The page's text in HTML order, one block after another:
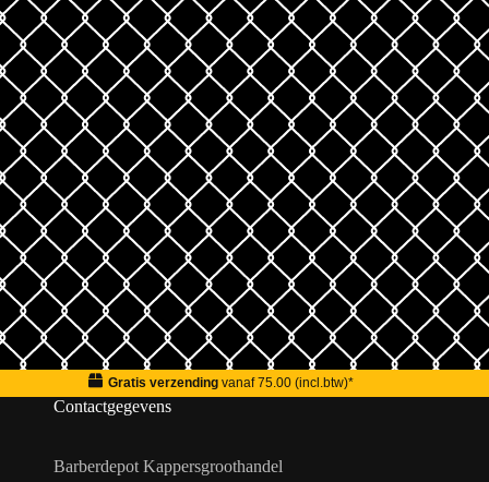
Gratis verzendingvanaf 75.00 (incl.btw)*
Contactgegevens
Barberdepot Kappersgroothandel